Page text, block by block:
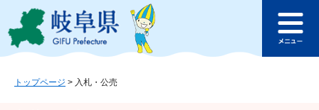
ジ
ュ
このページの本文へ
ュ
トップページ > 入札・公売